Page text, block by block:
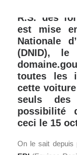
R.S. des
est mise
Nationale
(DNID), le
toutes les
cette
seuls
possibilité
ceci le 15
On le sait depuis